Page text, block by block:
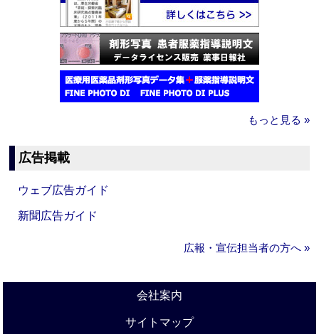
もっと見る »
広告掲載
ウェブ広告ガイド
新聞広告ガイド
広報・宣伝担当者の方へ »
会社案内
サイトマップ